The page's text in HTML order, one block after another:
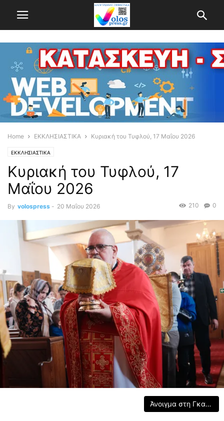
Home ΕΚΚΛΗΣΙΑΣΤΙΚΑ Κυριακή του Τυφλού, 17 Μαΐου 2026
ΕΚΚΛΗΣΙΑΣΤΙΚΑ
Κυριακή του Τυφλού, 17
Μαΐου 2026
By volospress - 20 Μαΐου 2026 0
210
Άνοιγμα στη Γκαλερί